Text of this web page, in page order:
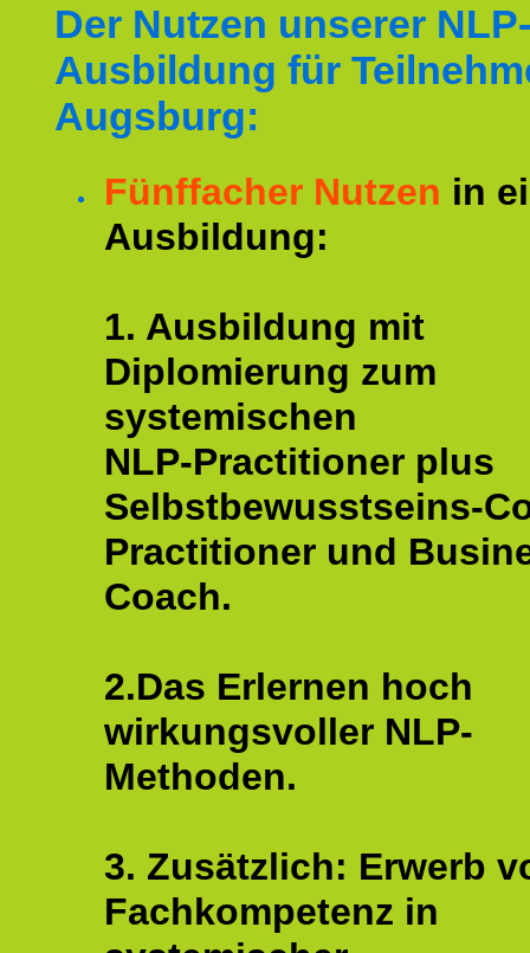
Der Nutzen unserer
Ausbildung für
Augsburg:
Fünffacher Nutzen in
Ausbildung:
1. Ausbildung mit
Diplomierung zum
systemischen
NLP-Practitioner plus
Selbstbewusstseins-
Practitioner und
Coach.
2.Das Erlernen hoch
wirkungsvoller NLP-
Methoden.
3. Zusätzlich: Erwerb
Fachkompetenz in